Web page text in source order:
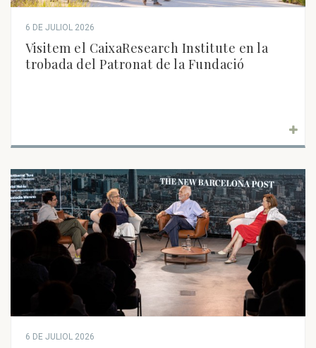
6 DE JULIOL 2026
Visitem el CaixaResearch Institute en la
trobada del Patronat de la Fundació
6 DE JULIOL 2026